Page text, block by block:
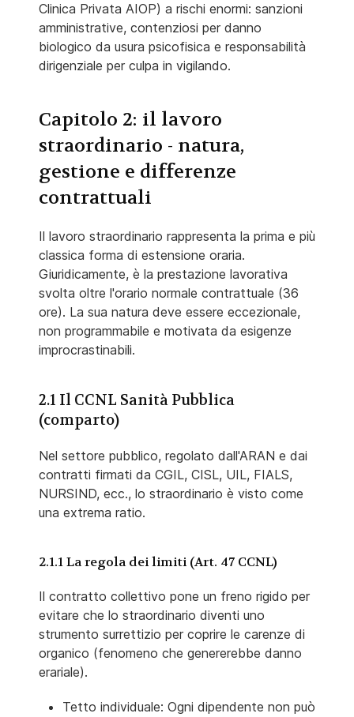
Clinica Privata AIOP) a rischi enormi: sanzioni
amministrative, contenziosi per danno
biologico da usura psicofisica e responsabilità
dirigenziale per culpa in vigilando.
Capitolo 2: il lavoro
straordinario - natura,
gestione e differenze
contrattuali
Il lavoro straordinario rappresenta la prima e più
classica forma di estensione oraria.
Giuridicamente, è la prestazione lavorativa
svolta oltre l'orario normale contrattuale (36
ore). La sua natura deve essere eccezionale,
non programmabile e motivata da esigenze
improcrastinabili.
2.1 Il CCNL Sanità Pubblica
(comparto)
Nel settore pubblico, regolato dall'ARAN e dai
contratti firmati da CGIL, CISL, UIL, FIALS,
NURSIND, ecc., lo straordinario è visto come
una extrema ratio.
2.1.1 La regola dei limiti (Art. 47 CCNL)
Il contratto collettivo pone un freno rigido per
evitare che lo straordinario diventi uno
strumento surrettizio per coprire le carenze di
organico (fenomeno che genererebbe danno
erariale).
Tetto individuale: Ogni dipendente non può